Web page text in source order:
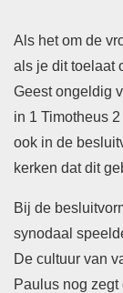
Als het om de
als je dit toelaat
Geest ongeldig
in 1 Timotheus
ook in de
kerken dat dit
Bij de
synodaal
De cultuur van
Paulus nog